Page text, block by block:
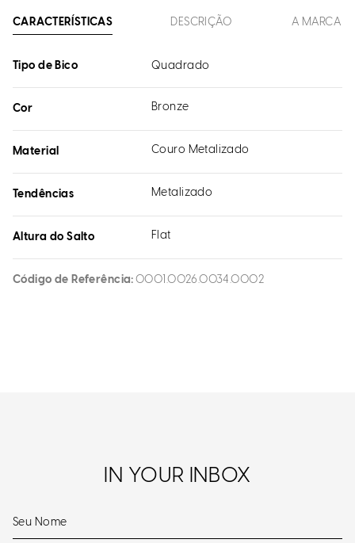
CARACTERÍSTICAS DESCRIÇÃO A MARCA
Tipo de Bico Quadrado
Cor Bronze
Material Couro Metalizado
Tendências Metalizado
Altura do Salto Flat
Código de Referência 0001.0026.0034.0002
IN YOUR INBOX